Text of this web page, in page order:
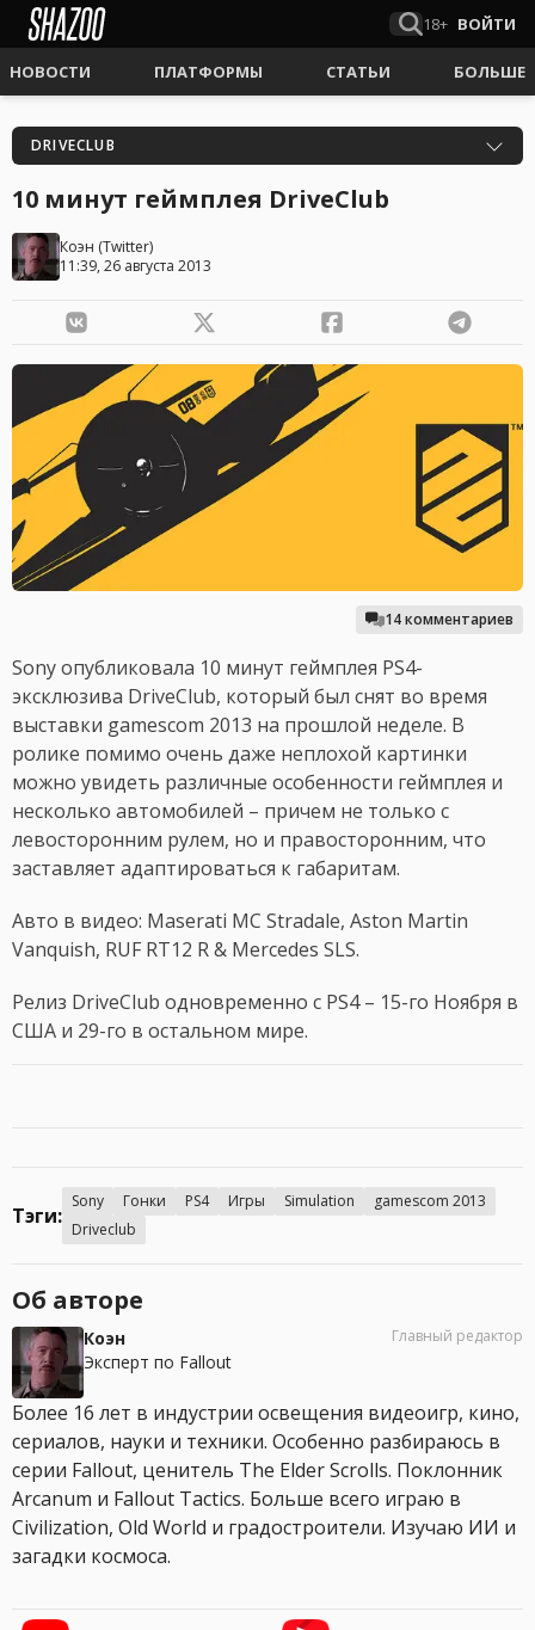
18+ ВОЙТИ
НОВОСТИ ПЛАТФОРМЫ СТАТЬИ БОЛЬШЕ
DRIVECLUB
10 минут геймплея DriveClub
Коэн (Twitter)
11:39, 26 августа 2013
14 комментариев
Sony опубликовала 10 минут геймплея PS4-
эксклюзива DriveClub, который был снят во время
выставки gamescom 2013 на прошлой неделе. В
ролике помимо очень даже неплохой картинки
можно увидеть различные особенности геймплея и
несколько автомобилей – причем не только с
левосторонним рулем, но и правосторонним, что
заставляет адаптироваться к габаритам.
Авто в видео: Maserati MC Stradale, Aston Martin
Vanquish, RUF RT12 R & Mercedes SLS.
Релиз DriveClub одновременно с PS4 – 15-го Ноября в
США и 29-го в остальном мире.
Тэги:
Sony Гонки PS4 Игры Simulation
gamescom 2013
Driveclub
Об авторе
Коэн
Эксперт по Fallout
Главный редактор
Более 16 лет в индустрии освещения видеоигр, кино,
сериалов, науки и техники. Особенно разбираюсь в
серии Fallout, ценитель The Elder Scrolls. Поклонник
Arcanum и Fallout Tactics. Больше всего играю в
Civilization, Old World и градостроители. Изучаю ИИ и
загадки космоса.